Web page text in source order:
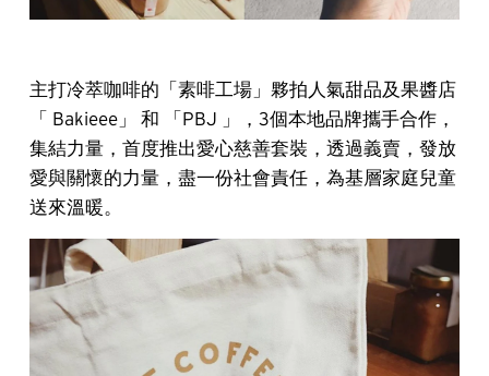
主打冷萃咖啡的「素啡工場」夥拍人氣甜品及果醬店
「 Bakieee」 和 「PBJ 」，3個本地品牌攜手合作，
集結力量，首度推出愛心慈善套裝，透過義賣，發放
愛與關懷的力量，盡一份社會責任，為基層家庭兒童
送來溫暖。